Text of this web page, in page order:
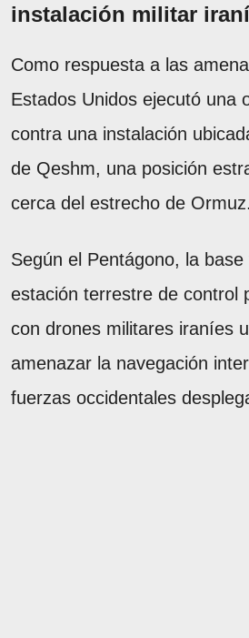
instalación militar iraní
Como respuesta a las
Estados Unidos ejecutó una
contra una instalación
de Qeshm, una posición
cerca del estrecho de Ormuz.
Según el Pentágono, la
estación terrestre de control
con drones militares iraníes
amenazar la navegación
fuerzas occidentales